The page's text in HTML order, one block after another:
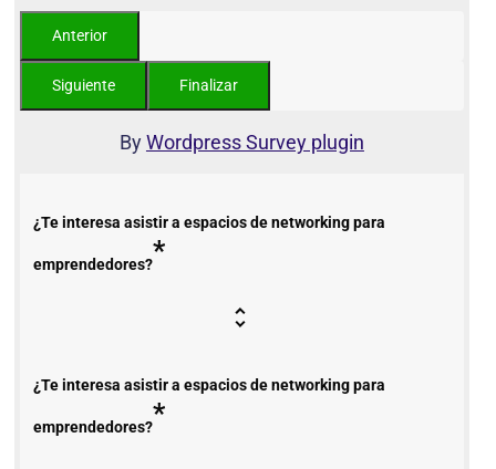
ByWordpress Survey plugin
¿Te interesa asistir a espacios de networking para
emprendedores?*
¿Te interesa asistir a espacios de networking para
emprendedores?*